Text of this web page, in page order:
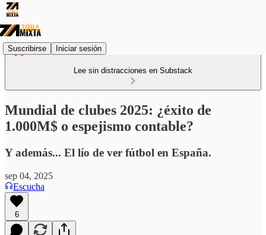
Suscribirse Iniciar sesión
Lee sin distracciones en Substack
Mundial de clubes 2025: ¿éxito de
1.000M$ o espejismo contable?
Y además... El lío de ver fútbol en España.
sep 04, 2025
Escucha
6